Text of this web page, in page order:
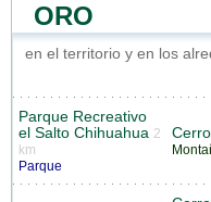
ORO
en el territorio y en los
Parque Recreativo
el Salto Chihuahua 2
km
Parque